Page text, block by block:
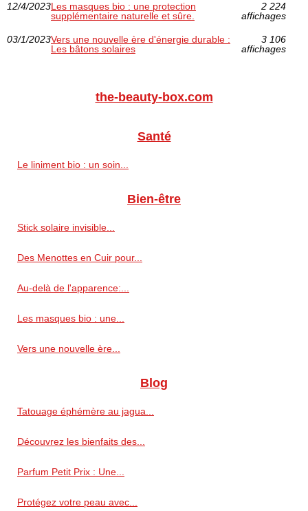
12/4/2023Les masques bio : une protection
supplémentaire naturelle et sûre.
2 224
affichages
03/1/2023Vers une nouvelle ère d'énergie durable :
Les bâtons solaires
3 106
affichages
the-beauty-box.com
Santé
Le liniment bio : un soin...
Bien-être
Stick solaire invisible...
Des Menottes en Cuir pour...
Au-delà de l'apparence:...
Les masques bio : une...
Vers une nouvelle ère...
Blog
Tatouage éphémère au jagua...
Découvrez les bienfaits des...
Parfum Petit Prix : Une...
Protégez votre peau avec...